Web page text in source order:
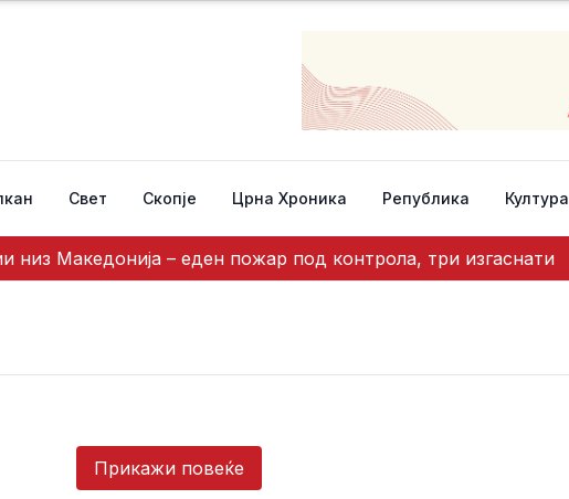
Свет Скопје Црна Хроника Република Култура
низ Македонија – еден пожар под контрола, три изгаснати
Прикажи повеќе